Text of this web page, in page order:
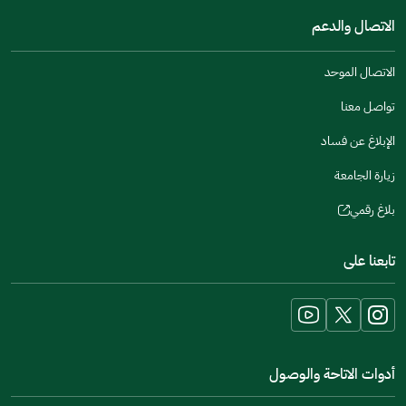
new
window)
window)
الاتصال والدعم
الاتصال الموحد
تواصل معنا
الإبلاغ عن فساد
زيارة الجامعة
بلاغ رقمي
(opens
new
window)
تابعنا على
أدوات الاتاحة والوصول